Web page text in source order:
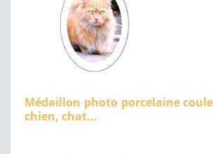
Médaillon photo porcelaine
chien, chat...